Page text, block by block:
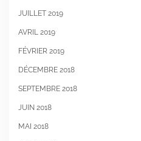
JUILLET 2019
AVRIL 2019
FÉVRIER 2019
DÉCEMBRE 2018
SEPTEMBRE 2018
JUIN 2018
MAI 2018